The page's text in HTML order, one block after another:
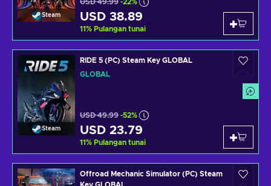
Steam
USD 49.99 -22%
USD 38.89
11% Pulangan tunai
Steam
RIDE 5 (PC) Steam Key GLOBAL
GLOBAL
USD 49.99 -52%
USD 23.79
11% Pulangan tunai
Offroad Mechanic Simulator (PC) Steam